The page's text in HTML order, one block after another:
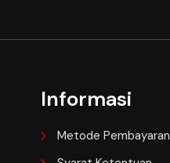
Informasi
Metode Pembayaran